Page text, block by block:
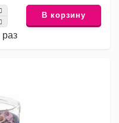
раз
В корзину